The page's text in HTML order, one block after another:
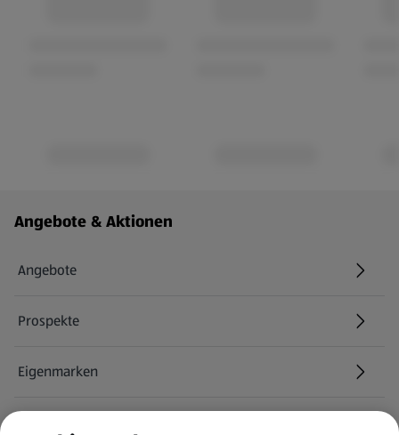
Fußzeilenmenü - weitere Links
Angebote & Aktionen
Angebote
Prospekte
Eigenmarken